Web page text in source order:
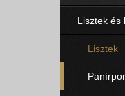
Lisztek és
Lisztek